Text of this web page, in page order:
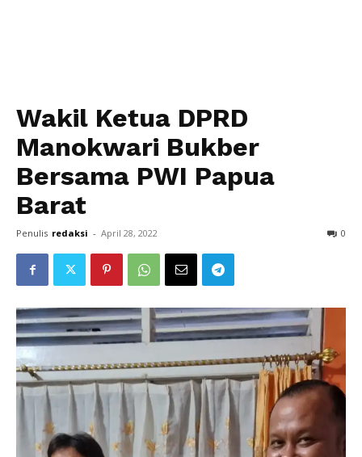
Wakil Ketua DPRD
Manokwari Bukber
Bersama PWI Papua
Barat
Penulis redaksi - April 28, 2022 0